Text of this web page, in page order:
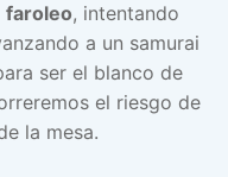
faroleo, intentando
a un samurai
ser el blanco de
el riesgo de
la mesa.